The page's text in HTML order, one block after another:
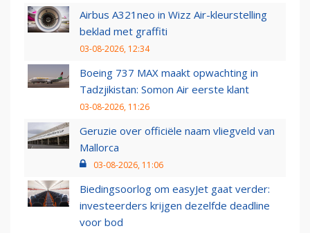
Airbus A321neo in Wizz Air-kleurstelling
beklad met graffiti
03-08-2026, 12:34
Boeing 737 MAX maakt opwachting in
Tadzjikistan: Somon Air eerste klant
03-08-2026, 11:26
Geruzie over officiële naam vliegveld van
Mallorca
03-08-2026, 11:06
Biedingsoorlog om easyJet gaat verder:
investeerders krijgen dezelfde deadline
voor bod